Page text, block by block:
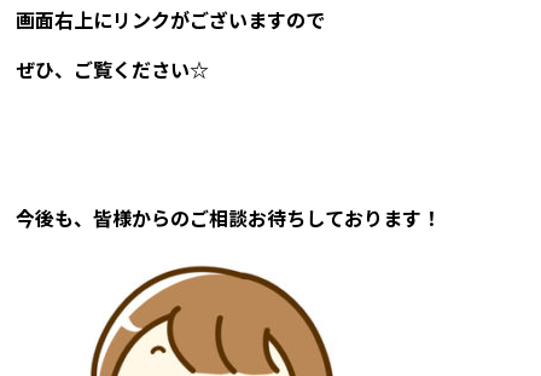
画面右上にリンクがございますので
ぜひ、ご覧ください☆
今後も、皆様からのご相談お待ちしております！